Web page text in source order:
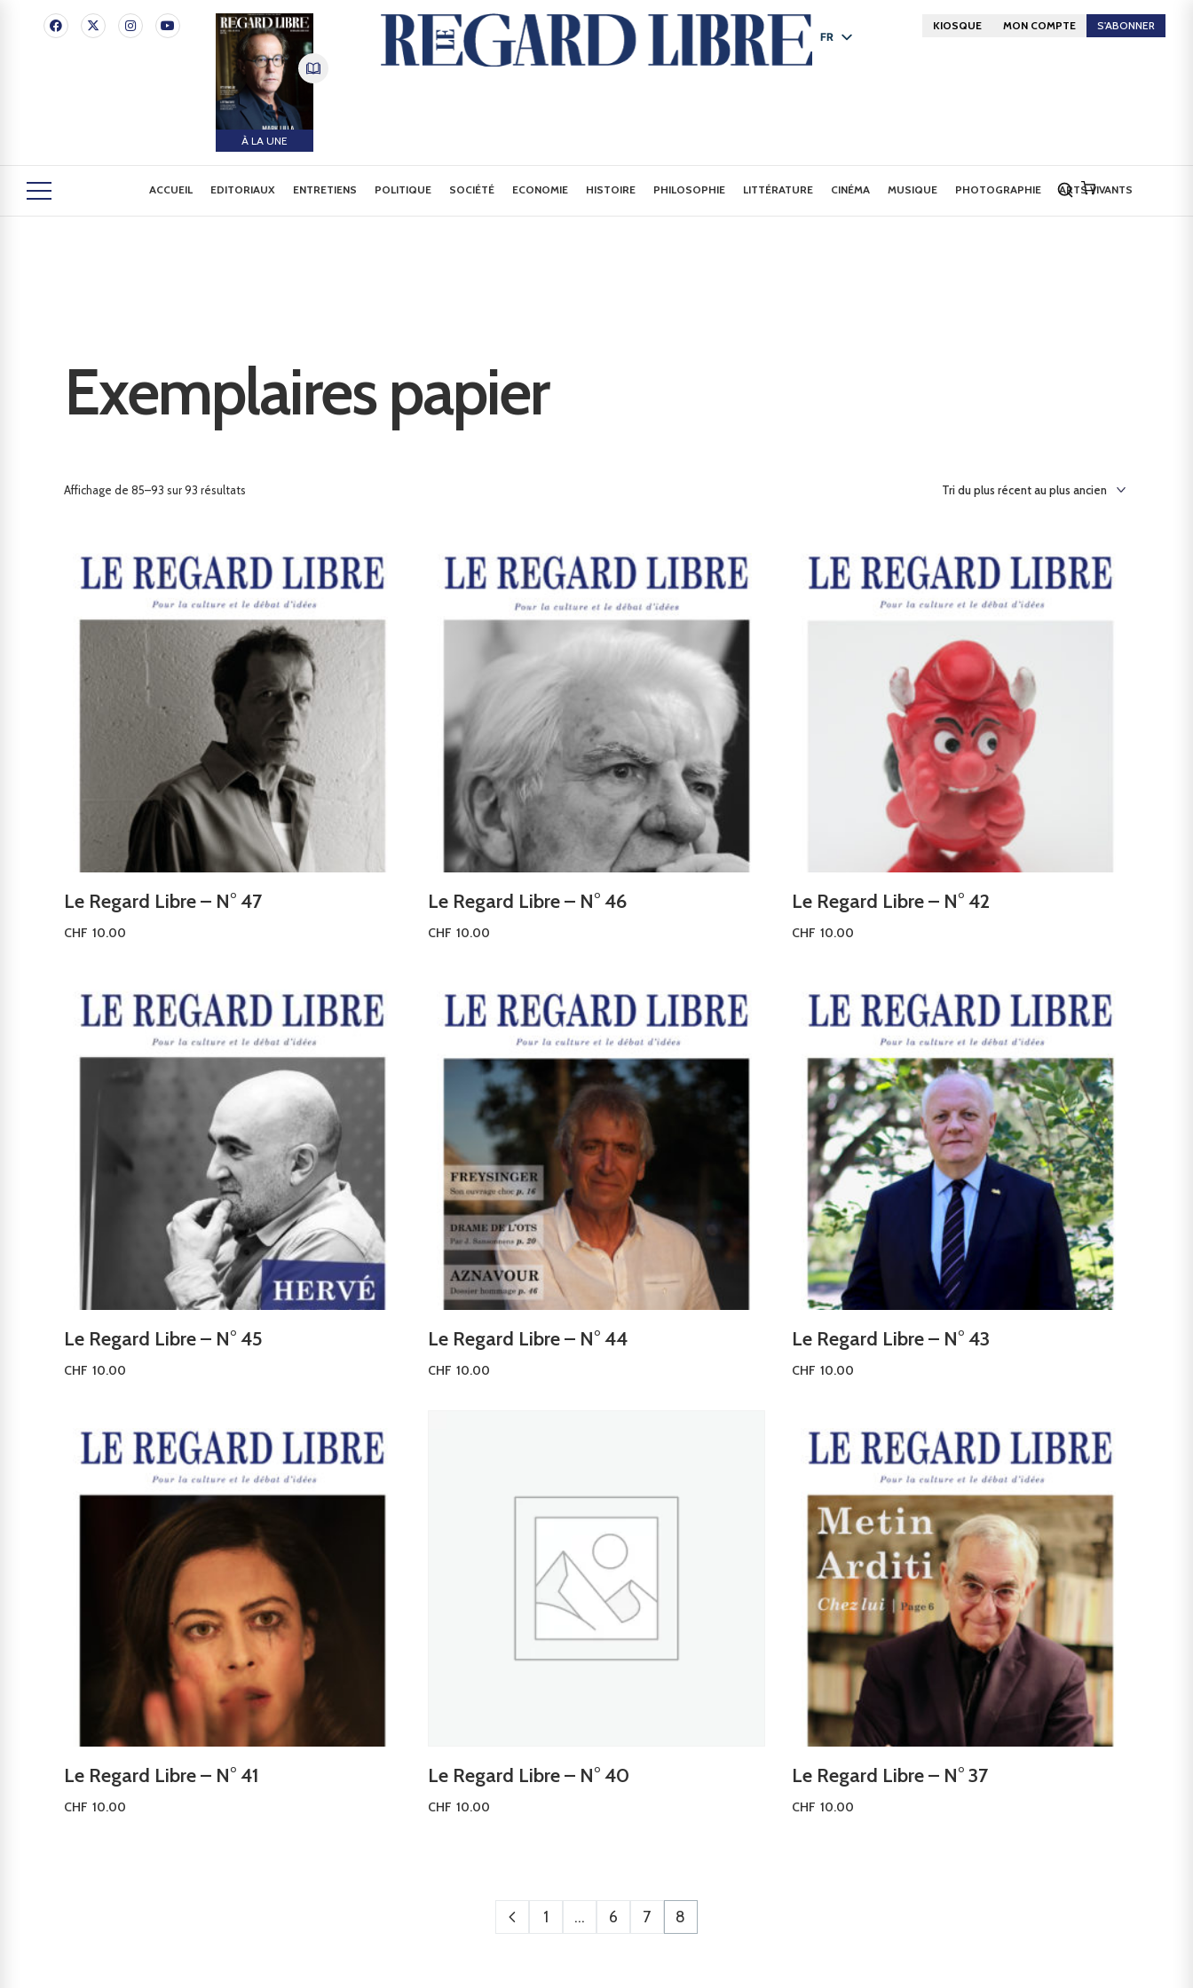
À LA UNE
FR
KIOSQUE MON COMPTE S'ABONNER
ACCUEIL EDITORIAUX ENTRETIENS POLITIQUE SOCIÉTÉ ECONOMIE HISTOIRE PHILOSOPHIE LITTÉRATURE CINÉMA MUSIQUE PHOTOGRAPHIE ARTS VIVANTS
Exemplaires papier
Affichage de 85–93 sur 93 résultats
Le Regard Libre – N° 47
CHF 10.00
Le Regard Libre – N° 46
CHF 10.00
Le Regard Libre – N° 42
CHF 10.00
Le Regard Libre – N° 45
CHF 10.00
Le Regard Libre – N° 44
CHF 10.00
Le Regard Libre – N° 43
CHF 10.00
Le Regard Libre – N° 41
CHF 10.00
Le Regard Libre – N° 40
CHF 10.00
Le Regard Libre – N° 37
CHF 10.00
1 … 6 7 8